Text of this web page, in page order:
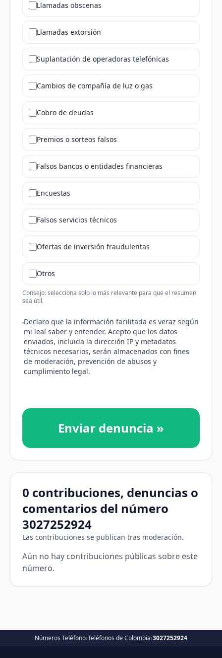
Llamadas obscenas
Llamadas extorsión
Suplantación de operadoras telefónicas
Cambios de compañía de luz o gas
Cobro de deudas
Premios o sorteos falsos
Falsos bancos o entidades financieras
Encuestas
Falsos servicios técnicos
Ofertas de inversión fraudulentas
Otros
Consejo: selecciona solo lo más relevante para que el resumen
sea útil.
Declaro que la información facilitada es veraz según
mi leal saber y entender. Acepto que los datos
enviados, incluida la dirección IP y metadatos
técnicos necesarios, serán almacenados con fines
de moderación, prevención de abusos y
cumplimiento legal.
Enviar denuncia »
0 contribuciones, denuncias o
comentarios del número
3027252924
Las contribuciones se publican tras moderación.
Aún no hay contribuciones públicas sobre este
número.
Números Teléfono›Teléfonos de Colombia›3027252924